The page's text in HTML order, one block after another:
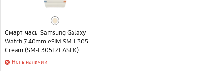
Смарт-часы Samsung Galaxy
Watch 7 40mm eSIM SM-L305
Cream (SM-L305FZEASEK)
Нет в наличии